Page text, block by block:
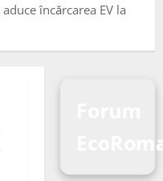
încărcarea EV la